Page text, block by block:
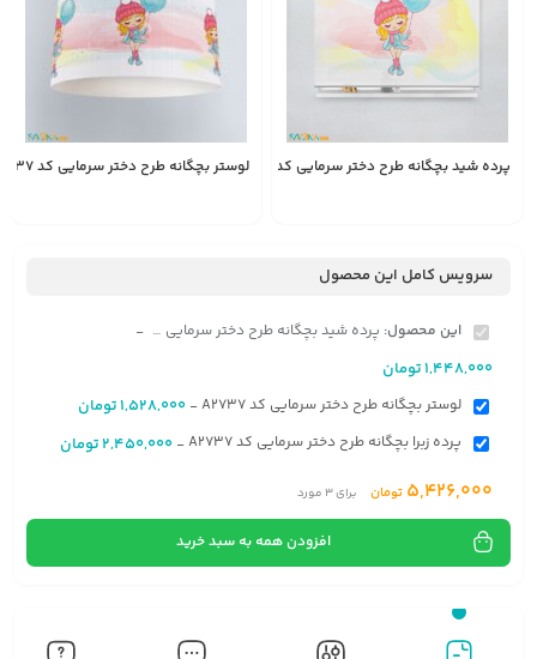
پرده شید بچگانه طرح دختر سرمایی کد A2737 لوستر بچگانه طرح دختر سرمایی کد A2737
سرویس کامل این محصول
این محصول: پرده شید بچگانه طرح دختر سرمایی کد A2737 -
1,448,000تومان
لوستر بچگانه طرح دختر سرمایی کد A2737 -
1,528,000تومان
پرده زبرا بچگانه طرح دختر سرمایی کد A2737 -
2,450,000تومان
5,426,000 تومان برای3مورد
افزودن همه به سبد خرید